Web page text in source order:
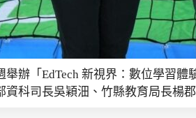
舉辦「EdTech 新視界：數位學習
資科司長吳穎沺、竹縣教育局長楊